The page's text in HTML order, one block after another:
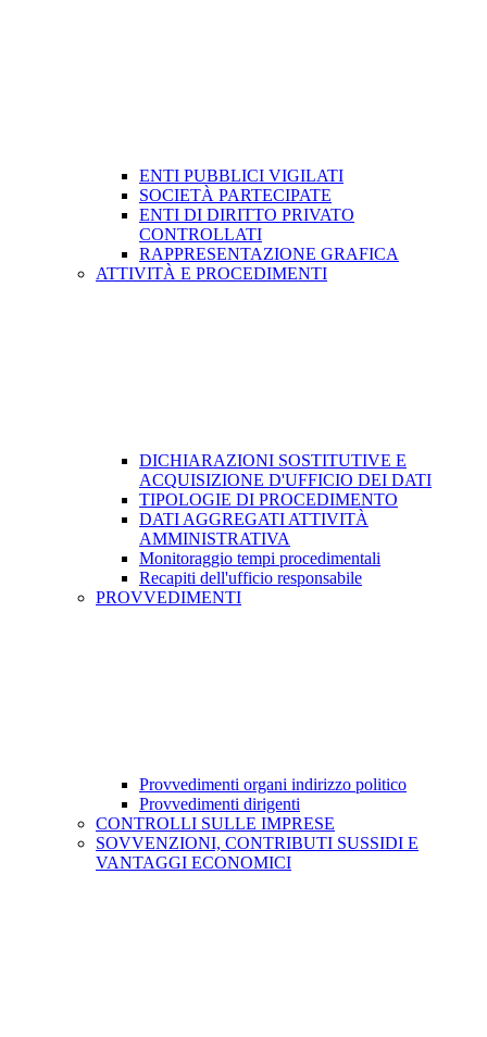
ENTI PUBBLICI VIGILATI
SOCIETÀ PARTECIPATE
ENTI DI DIRITTO PRIVATO
CONTROLLATI
RAPPRESENTAZIONE GRAFICA
ATTIVITÀ E PROCEDIMENTI
DICHIARAZIONI SOSTITUTIVE E
ACQUISIZIONE D'UFFICIO DEI DATI
TIPOLOGIE DI PROCEDIMENTO
DATI AGGREGATI ATTIVITÀ
AMMINISTRATIVA
Monitoraggio tempi procedimentali
Recapiti dell'ufficio responsabile
PROVVEDIMENTI
Provvedimenti organi indirizzo politico
Provvedimenti dirigenti
CONTROLLI SULLE IMPRESE
SOVVENZIONI, CONTRIBUTI SUSSIDI E
VANTAGGI ECONOMICI